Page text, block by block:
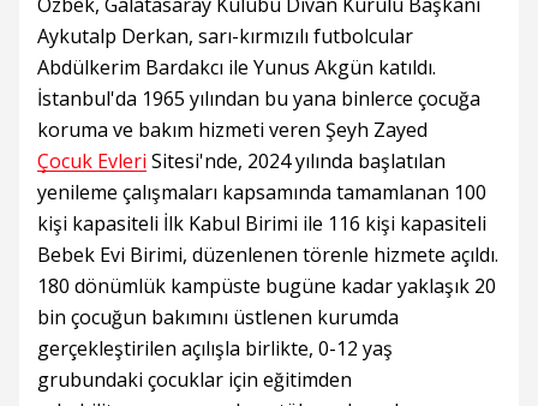
Aykutalp Derkan, sarı-kırmızılı futbolcular
Abdülkerim Bardakcı ile Yunus Akgün katıldı.
İstanbul'da 1965 yılından bu yana binlerce çocuğa
koruma ve bakım hizmeti veren Şeyh Zayed
Çocuk Evleri Sitesi'nde, 2024 yılında başlatılan
yenileme çalışmaları kapsamında tamamlanan 100
kişi kapasiteli İlk Kabul Birimi ile 116 kişi kapasiteli
Bebek Evi Birimi, düzenlenen törenle hizmete açıldı.
180 dönümlük kampüste bugüne kadar yaklaşık 20
bin çocuğun bakımını üstlenen kurumda
gerçekleştirilen açılışla birlikte, 0-12 yaş
grubundaki çocuklar için eğitimden